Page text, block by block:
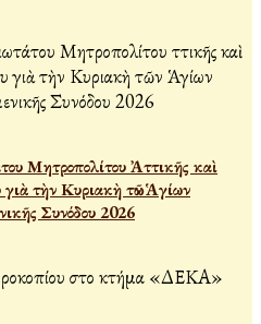
Μητροπολίτου Ἀττικῆς καὶ
τὴν Κυριακὴ τῶν Ἁγίων
Συνόδου 2026